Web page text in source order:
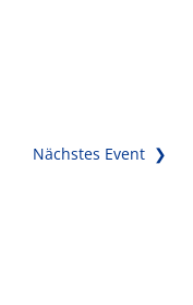
Nächstes Event ❯